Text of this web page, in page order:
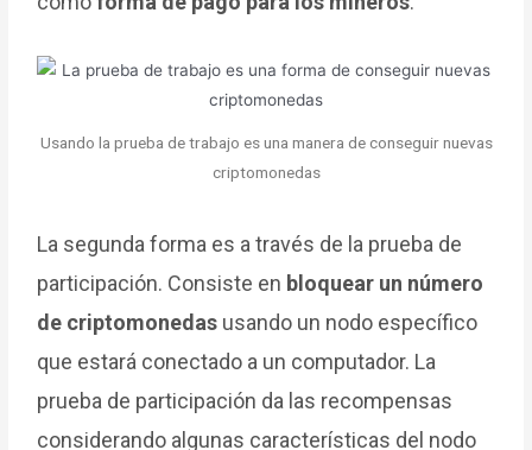
Usando la prueba de trabajo es una manera de conseguir nuevas
criptomonedas
La segunda forma es a través de la prueba de
participación. Consiste en bloquear un número
de criptomonedas usando un nodo específico
que estará conectado a un computador. La
prueba de participación da las recompensas
considerando algunas características del nodo